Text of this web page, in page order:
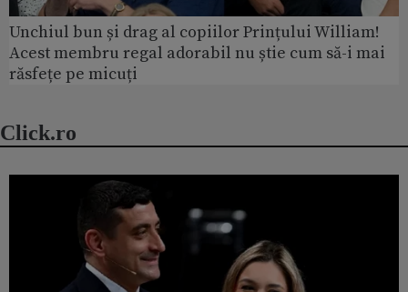
Unchiul bun și drag al copiilor Prințului William!
Acest membru regal adorabil nu știe cum să-i mai
răsfețe pe micuți
Click.ro